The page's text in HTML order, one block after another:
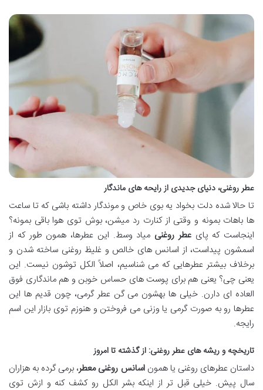
عطر روغنی، دنیای جدیدی از رایحه های ماندگار
تا حالا شده دلت بخواد یه بوی خاص و موندگار داشته باشی که تا ساعت
ها باهات بمونه و وقتی از کنارت رد میشن، بوش توی هوا باقی بمونه؟
اینجاست که پایعطر روغنی میاد وسط. این عطرها، همون طور که از
اسمشون پیداست، از اسانس های خالص و غلیظ روغنی ساخته شدن و
برخلاف بیشتر عطرهایی که می شناسیم، اصلاً الکل توشون نیست. این
یعنی چی؟ یعنی هم برای پوست های حساس خوبن و هم ماندگاری فوق
العاده ای دارن. خیلی ها بهشون می گن عطر گرمی، چون قدیم ها این
عطرها رو به صورت گرمی یا وزنی می فروختن و هنوزم توی بازار این اسم
رایجه.
تاریخچه و ریشه های عطر روغنی: از گذشته تا امروز
داستان عطرهای روغنی یا هموناسانس روغنی معطر، برمی گرده به هزاران
سال پیش. خیلی قبل تر از اینکه بشر الکل رو کشف کنه و ازش توی